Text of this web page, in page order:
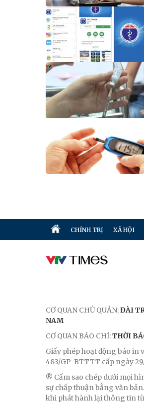
CHÍNH TRỊ XÃ HỘI
CƠ QUAN CHỦ QUẢN:ĐÀI
NAM
CƠ QUAN BÁO CHÍ:THỜI
Giấy phép hoạt động báo in
483/GP-BTTTT cấp ngày
® Cấm sao chép dưới mọi
sự chấp thuận bằng văn
khi phát hành lại thông tin